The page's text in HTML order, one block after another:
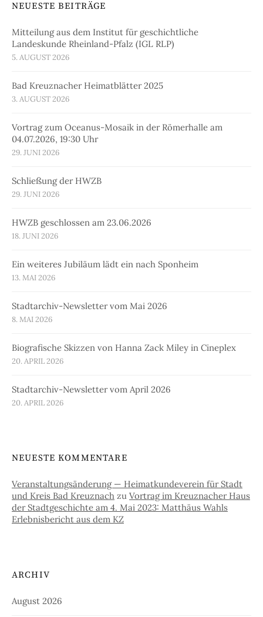
NEUESTE BEITRÄGE
Mitteilung aus dem Institut für geschichtliche
Landeskunde Rheinland-Pfalz (IGL RLP)
5. AUGUST 2026
Bad Kreuznacher Heimatblätter 2025
3. AUGUST 2026
Vortrag zum Oceanus-Mosaik in der Römerhalle am
04.07.2026, 19:30 Uhr
29. JUNI 2026
Schließung der HWZB
29. JUNI 2026
HWZB geschlossen am 23.06.2026
18. JUNI 2026
Ein weiteres Jubiläum lädt ein nach Sponheim
13. MAI 2026
Stadtarchiv-Newsletter vom Mai 2026
8. MAI 2026
Biografische Skizzen von Hanna Zack Miley in Cineplex
20. APRIL 2026
Stadtarchiv-Newsletter vom April 2026
20. APRIL 2026
NEUESTE KOMMENTARE
Veranstaltungsänderung — Heimatkundeverein für Stadt
und Kreis Bad Kreuznach zu Vortrag im Kreuznacher Haus
der Stadtgeschichte am 4. Mai 2023: Matthäus Wahls
Erlebnisbericht aus dem KZ
ARCHIV
August 2026